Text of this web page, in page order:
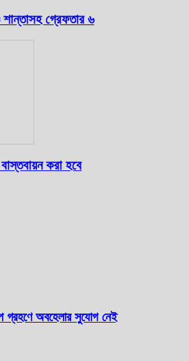
শান্তাসহ গ্রেফতার ৬
করা হবে
গ্রহণে অবহেলার সুযোগ নেই